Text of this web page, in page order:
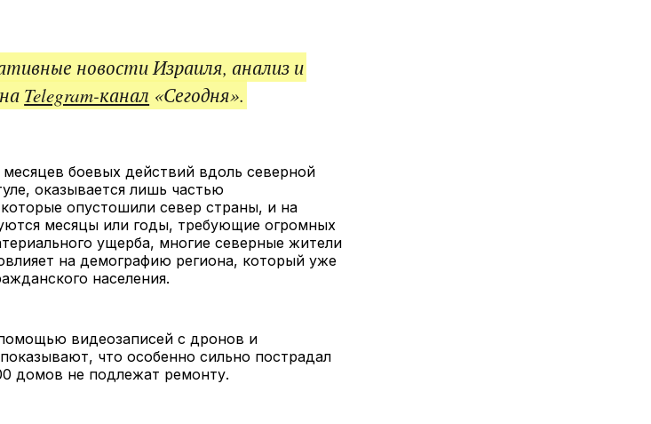
новости Израиля, анализ и
Telegram-канал «Сегодня».
месяцев боевых действий вдоль северной
оказывается лишь частью
опустошили север страны, и на
месяцы или годы, требующие огромных
ущерба, многие северные жители
на демографию региона, который уже
населения.
видеозаписей с дронов и
что особенно сильно пострадал
домов не подлежат ремонту.